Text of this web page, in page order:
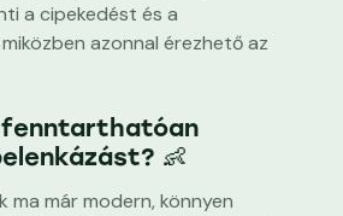
a cipekedést és a
azonnal érezhető az
fenntarthatóan
👶
ma már modern, könnyen